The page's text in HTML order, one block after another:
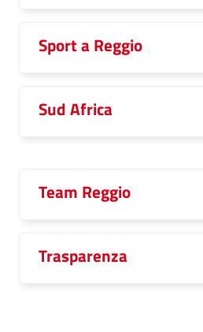
Sport a Reggio
Sud Africa
Team Reggio
Trasparenza